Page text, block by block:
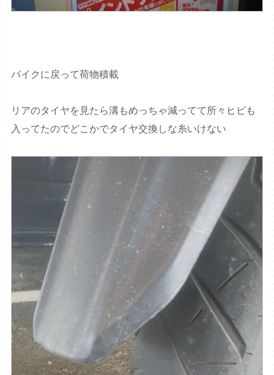
バイクに戻って荷物積載
リアのタイヤを見たら溝もめっちゃ減ってて所々ヒビも
入ってたのでどこかでタイヤ交換しな糸いけない